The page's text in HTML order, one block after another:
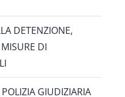
DETENZIONE,
DI
GIUDIZIARIA